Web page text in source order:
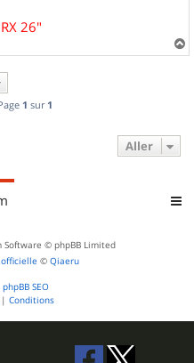
26"
a
1 sur 1
Aller
Software © phpBB Limited
© Qiaeru
phpBB SEO
| Conditions